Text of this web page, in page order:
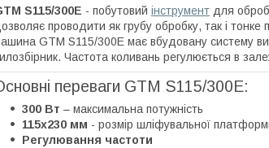
S115/300E - побутовий інструмент для
проводити як грубу обробку, так і
GTM S115/300E має вбудовану систему
Частота коливань регулюється в
переваги GTM S115/300E:
300 Вт – максимальна потужність
115х230 мм - розмір шліфувальної
Регулювання частоти